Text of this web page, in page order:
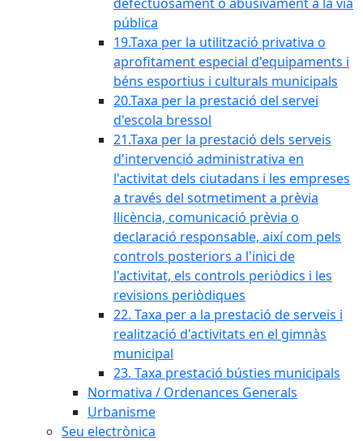
pública
19.Taxa per la utilització privativa o
aprofitament especial d'equipaments i
béns esportius i culturals municipals
20.Taxa per la prestació del servei
d'escola bressol
21.Taxa per la prestació dels serveis
d'intervenció administrativa en
l'activitat dels ciutadans i les empreses
a través del sotmetiment a prèvia
llicència, comunicació prèvia o
declaració responsable, així com pels
controls posteriors a l'inici de
l'activitat, els controls periòdics i les
revisions periòdiques
22. Taxa per a la prestació de serveis i
realització d'activitats en el gimnàs
municipal
23. Taxa prestació bústies municipals
Normativa / Ordenances Generals
Urbanisme
Seu electrònica